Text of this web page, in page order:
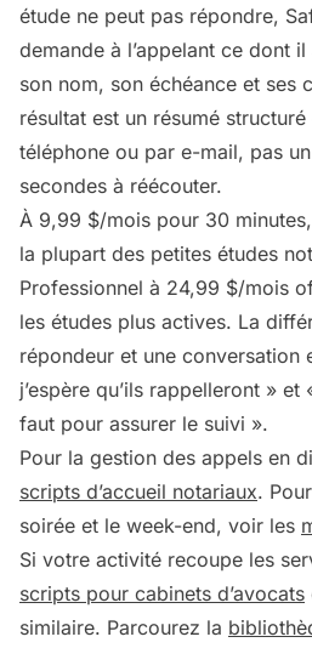
étude ne peut pas répondre,
demande à l’appelant ce dont
son nom, son échéance et ses
résultat est un résumé
téléphone ou par e-mail, pas
secondes à réécouter.
À 9,99 $/mois pour 30
la plupart des petites études
Professionnel à 24,99 $/mois
les études plus actives. La
répondeur et une conversation
j’espère qu’ils rappelleront » et
faut pour assurer le suivi ».
Pour la gestion des appels en
scripts d’accueil notariaux.
soirée et le week-end, voir les
Si votre activité recoupe les
scripts pour cabinets d’avocats
similaire. Parcourez la